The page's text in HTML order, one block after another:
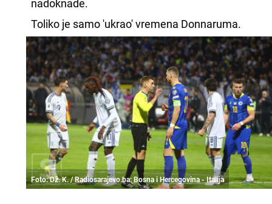
nadoknade.
Toliko je samo 'ukrao' vremena Donnaruma.
Foto: Dž. K. / Radiosarajevo.ba: Bosna i Hercegovina - Italija